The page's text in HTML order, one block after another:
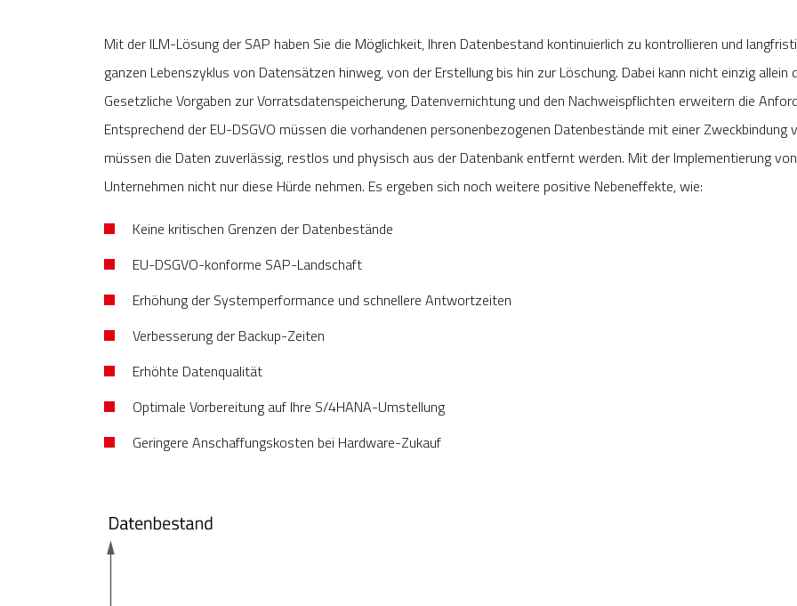
Mit der ILM-Lösung der SAP haben Sie die Möglichkeit, Ihren Datenbestand kontinuierlich zu kontrollieren und
ganzen Lebenszyklus von Datensätzen hinweg, von der Erstellung bis hin zur Löschung. Dabei kann nicht einzig
Gesetzliche Vorgaben zur Vorratsdatenspeicherung, Datenvernichtung und den Nachweispflichten erweitern die
Entsprechend der EU-DSGVO müssen die vorhandenen personenbezogenen Datenbestände mit einer
müssen die Daten zuverlässig, restlos und physisch aus der Datenbank entfernt werden. Mit der Implementierung
Unternehmen nicht nur diese Hürde nehmen. Es ergeben sich noch weitere positive Nebeneffekte, wie:
Keine kritischen Grenzen der Datenbestände
EU-DSGVO-konforme SAP-Landschaft
Erhöhung der Systemperformance und schnellere Antwortzeiten
Verbesserung der Backup-Zeiten
Erhöhte Datenqualität
Optimale Vorbereitung auf Ihre S/4HANA-Umstellung
Geringere Anschaffungskosten bei Hardware-Zukauf